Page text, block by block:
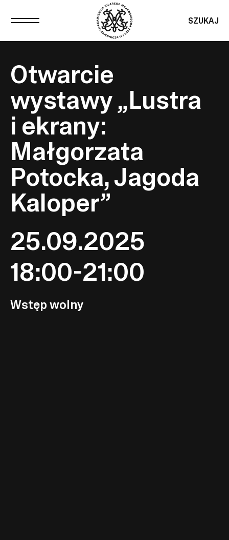
SZUKAJ
Otwarcie
wystawy „Lustra
i ekrany:
Małgorzata
Potocka, Jagoda
Kaloper”
25.09.2025
18:00-21:00
Wstęp wolny